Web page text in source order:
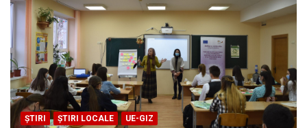
ȘTIRI ȘTIRI LOCALE UE-GIZ